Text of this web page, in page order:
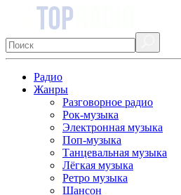
Радио
Жанры
Разговорное радио
Рок-музыка
Электронная музыка
Поп-музыка
Танцевальная музыка
Лёгкая музыка
Ретро музыка
Шансон